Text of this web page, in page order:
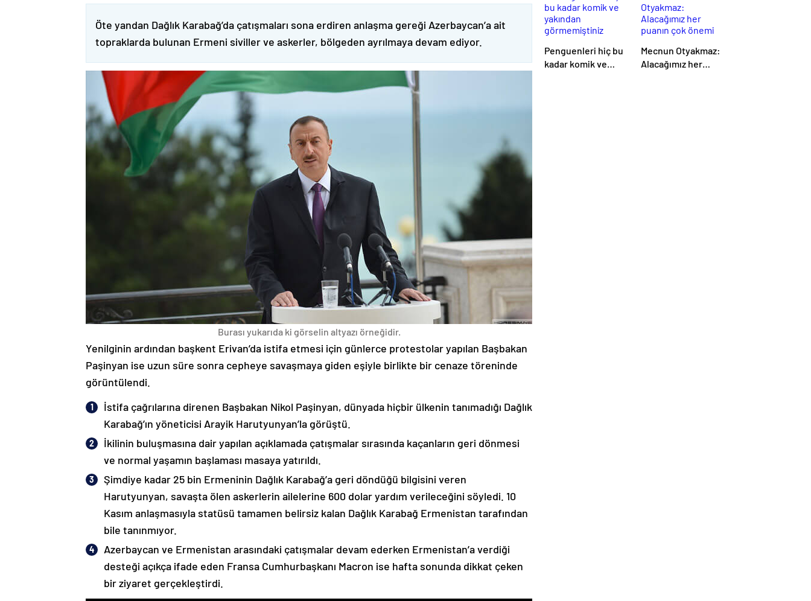
Öte yandan Dağlık Karabağ’da çatışmaları sona erdiren anlaşma gereği Azerbaycan’a ait
topraklarda bulunan Ermeni siviller ve askerler, bölgeden ayrılmaya devam ediyor.
Burası yukarıda ki görselin altyazı örneğidir.
Yenilginin ardından başkent Erivan’da istifa etmesi için günlerce protestolar yapılan Başbakan
Paşinyan ise uzun süre sonra cepheye savaşmaya giden eşiyle birlikte bir cenaze töreninde
görüntülendi.
İstifa çağrılarına direnen Başbakan Nikol Paşinyan, dünyada hiçbir ülkenin tanımadığı Dağlık
Karabağ’ın yöneticisi Arayik Harutyunyan’la görüştü.
İkilinin buluşmasına dair yapılan açıklamada çatışmalar sırasında kaçanların geri dönmesi
ve normal yaşamın başlaması masaya yatırıldı.
Şimdiye kadar 25 bin Ermeninin Dağlık Karabağ’a geri döndüğü bilgisini veren
Harutyunyan, savaşta ölen askerlerin ailelerine 600 dolar yardım verileceğini söyledi. 10
Kasım anlaşmasıyla statüsü tamamen belirsiz kalan Dağlık Karabağ Ermenistan tarafından
bile tanınmıyor.
Azerbaycan ve Ermenistan arasındaki çatışmalar devam ederken Ermenistan’a verdiği
desteği açıkça ifade eden Fransa Cumhurbaşkanı Macron ise hafta sonunda dikkat çeken
bir ziyaret gerçekleştirdi.
Penguenleri hiç bu
kadar komik ve
Mecnun Otyakmaz:
Alacağımız her